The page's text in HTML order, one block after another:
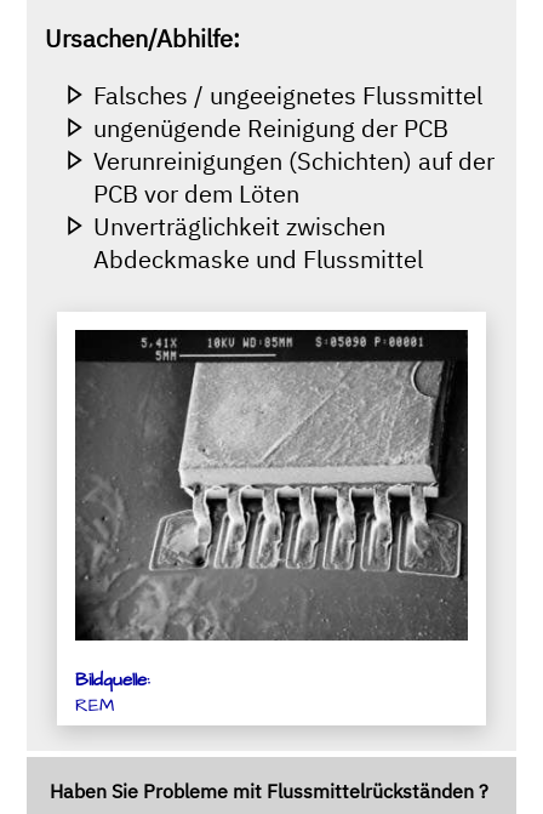
Ursachen/Abhilfe:
Falsches / ungeeignetes Flussmittel
ungenügende Reinigung der PCB
Verunreinigungen (Schichten) auf der
PCB vor dem Löten
Unverträglichkeit zwischen
Abdeckmaske und Flussmittel
Bildquelle:
REM
Haben Sie Probleme mit Flussmittelrückständen ?